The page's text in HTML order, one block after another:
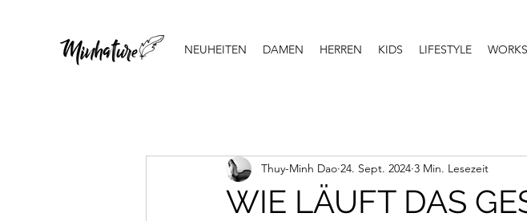
NEUHEITEN DAMEN HERREN KIDS LIFESTYLE
WIE LÄUFT DAS
Thuy-Minh Dao 24. Sept. 2024 3 Min. Lesezeit